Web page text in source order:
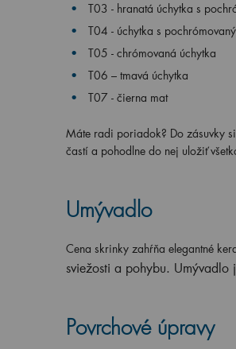
T03 - hranatá úchytka s
T04 - úchytka s
T05 - chrómovaná úchytka
T06 – tmavá úchytka
T07 - čierna mat
Máte radi poriadok? Do zásuvky
častí a pohodlne do nej uložiť
Umývadlo
Cena skrinky zahŕňa elegantné
sviežosti a pohybu. Umývadlo
Povrchové úpravy